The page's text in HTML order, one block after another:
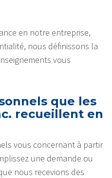
en notre entreprise,
nous définissons la
vous
que les
recueillent en
vous concernant à partir
une demande ou
nous recevions des